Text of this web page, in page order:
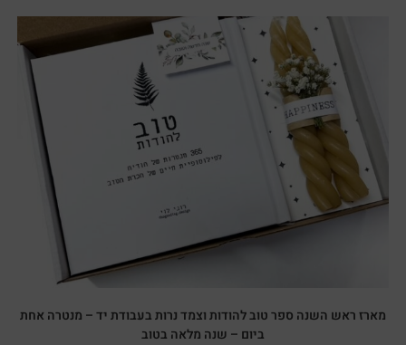
מארז ראש השנה ספר טוב להודות וצמד נרות בעבודת יד – מנטרה אחת
ביום – שנה מלאה בטוב